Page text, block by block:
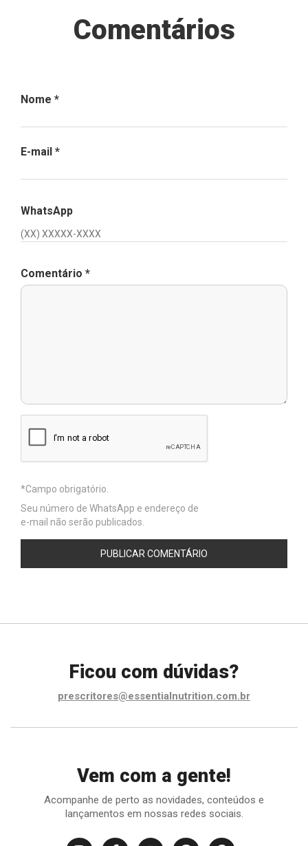
Comentários
Nome *
E-mail *
WhatsApp
Comentário *
Seu número de WhatsApp e endereço de
e-mail não serão publicados.
Ficou com dúvidas?
prescritores@essentialnutrition.com.br
Vem com a gente!
Acompanhe de perto as novidades, conteúdos e
lançamentos em nossas redes sociais.